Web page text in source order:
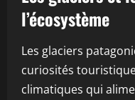
l’écosystème
Les glaciers
curiosités
climatiques qui